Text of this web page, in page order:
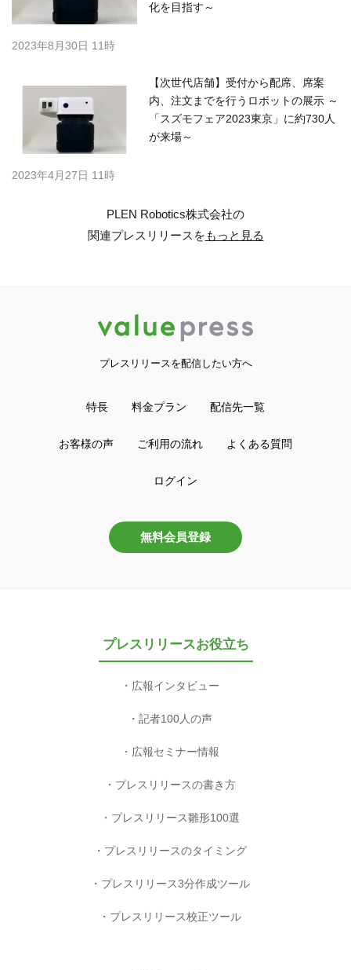
化を目指す～
2023年8月30日 11時
【次世代店舗】受付から配席、席案
内、注文までを行うロボットの展示 ～
「スズモフェア2023東京」に約730人
が来場～
2023年4月27日 11時
PLEN Robotics株式会社の
関連プレスリリースをもっと見る
プレスリリースを配信したい方へ
特長 料金プラン 配信先一覧
お客様の声 ご利用の流れ よくある質問
ログイン
無料会員登録
プレスリリースお役立ち
広報インタビュー
記者100人の声
広報セミナー情報
プレスリリースの書き方
プレスリリース雛形100選
プレスリリースのタイミング
プレスリリース3分作成ツール
プレスリリース校正ツール